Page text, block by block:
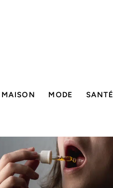
MAISON MODE SANTÉ